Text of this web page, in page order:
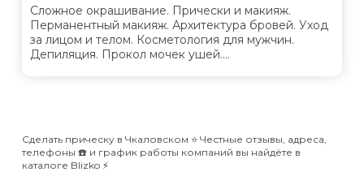
Сложное окрашивание. Прически и макияж.
Перманентный макияж. Архитектура бровей. Уход
за лицом и телом. Косметология для мужчин.
Депиляция. Прокол мочек ушей....
Сделать прическу в Чкаловском ⭐️ Честные отзывы, адреса,
телефоны ☎️ и график работы компаний вы найдёте в
каталоге Blizko ⚡️